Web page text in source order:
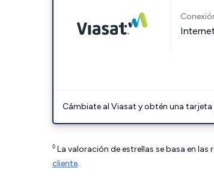
Cámbiate al Viasat y obtén una
◊ La valoración de estrellas se basa en las
cliente.